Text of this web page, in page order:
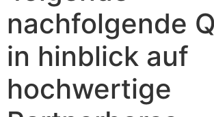
nachfolgende
in hinblick auf
hochwertige